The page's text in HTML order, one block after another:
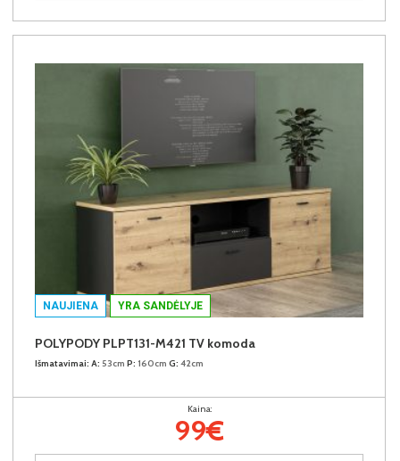
NAUJIENA YRA SANDĖLYJE
POLYPODY PLPT131-M421 TV komoda
Išmatavimai: A: 53cm P: 160cm G: 42cm
Kaina:
99€